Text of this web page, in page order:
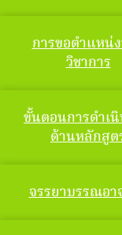
การขอตำแหน่
วิชาการ
ขั้นตอนการดำเ
ด้านหลักสูต
จรรยาบรรณอา